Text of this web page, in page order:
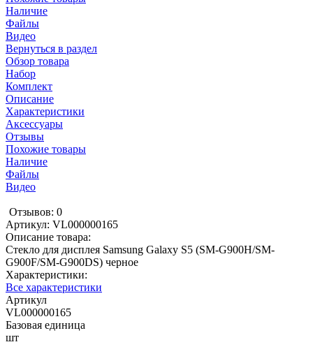
Наличие
Файлы
Видео
Вернуться в раздел
Обзор товара
Набор
Комплект
Описание
Характеристики
Аксессуары
Отзывы
Похожие товары
Наличие
Файлы
Видео
Отзывов: 0
Артикул: VL000000165
Описание товара:
Стекло для дисплея Samsung Galaxy S5 (SM-G900H/SM-
G900F/SM-G900DS) черное
Характеристики:
Все характеристики
Артикул
VL000000165
Базовая единица
шт